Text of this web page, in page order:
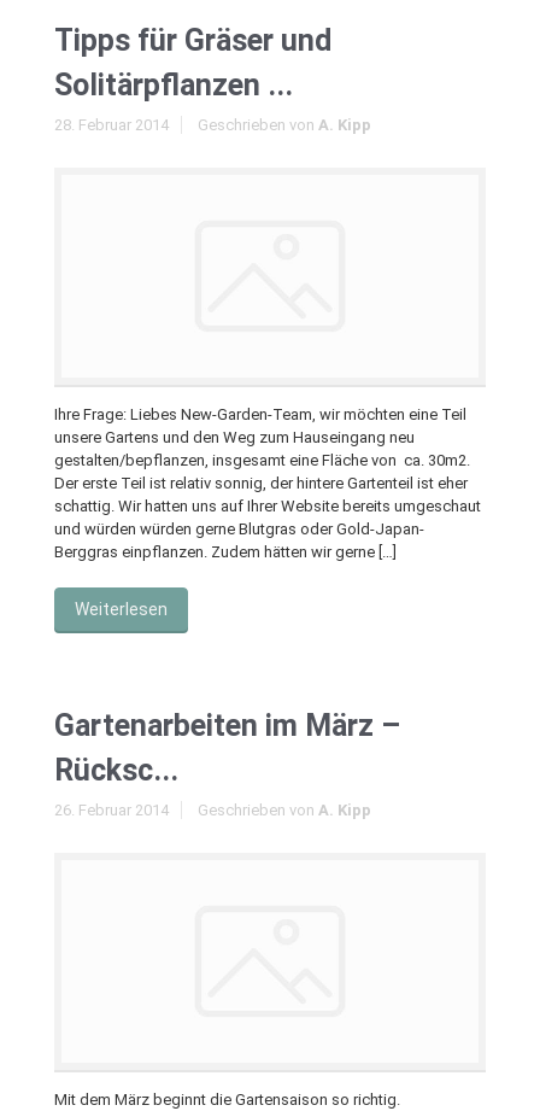
Tipps für Gräser und
Solitärpflanzen ...
28. Februar 2014 Geschrieben von A. Kipp
Ihre Frage: Liebes New-Garden-Team, wir möchten eine Teil
unsere Gartens und den Weg zum Hauseingang neu
gestalten/bepflanzen, insgesamt eine Fläche von ca. 30m2.
Der erste Teil ist relativ sonnig, der hintere Gartenteil ist eher
schattig. Wir hatten uns auf Ihrer Website bereits umgeschaut
und würden würden gerne Blutgras oder Gold-Japan-
Berggras einpflanzen. Zudem hätten wir gerne […]
Weiterlesen
Gartenarbeiten im März –
Rücksc...
26. Februar 2014 Geschrieben von A. Kipp
Mit dem März beginnt die Gartensaison so richtig.